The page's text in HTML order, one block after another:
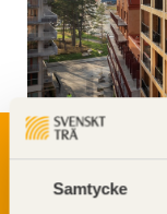
Samtycke